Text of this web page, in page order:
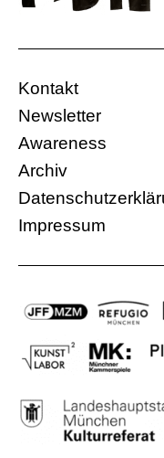
Münchner
Eintritt frei
Afghanistan
21 Min.
Kontakt
Newsletter
Awareness
Archiv
Impressum